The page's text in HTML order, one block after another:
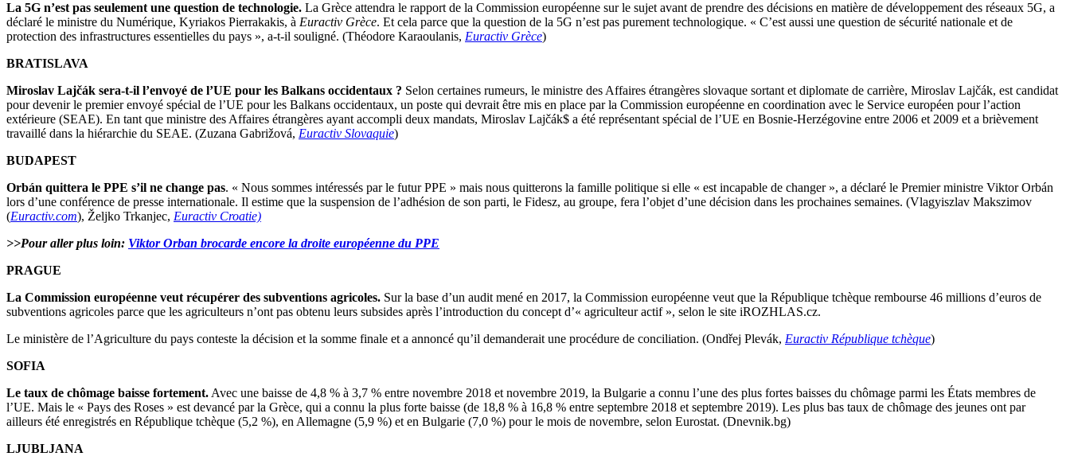
La 5G n’est pas seulement une question de technologie. La Grèce attendra le rapport de la Commission européenne sur le sujet avant de prendre des décisions en matière de développement des réseaux 5G, a
déclaré le ministre du Numérique, Kyriakos Pierrakakis, à Euractiv Grèce. Et cela parce que la question de la 5G n’est pas purement technologique. « C’est aussi une question de sécurité nationale et de
protection des infrastructures essentielles du pays », a-t-il souligné. (Théodore Karaoulanis, Euractiv Grèce)
BRATISLAVA
Miroslav Lajčák sera-t-il l’envoyé de l’UE pour les Balkans occidentaux ? Selon certaines rumeurs, le ministre des Affaires étrangères slovaque sortant et diplomate de carrière, Miroslav Lajčák, est candidat
pour devenir le premier envoyé spécial de l’UE pour les Balkans occidentaux, un poste qui devrait être mis en place par la Commission européenne en coordination avec le Service européen pour l’action
extérieure (SEAE). En tant que ministre des Affaires étrangères ayant accompli deux mandats, Miroslav Lajčák$ a été représentant spécial de l’UE en Bosnie-Herzégovine entre 2006 et 2009 et a brièvement
travaillé dans la hiérarchie du SEAE. (Zuzana Gabrižová, Euractiv Slovaquie)
BUDAPEST
Orbán quittera le PPE s’il ne change pas. « Nous sommes intéressés par le futur PPE » mais nous quitterons la famille politique si elle « est incapable de changer », a déclaré le Premier ministre Viktor Orbán
lors d’une conférence de presse internationale. Il estime que la suspension de l’adhésion de son parti, le Fidesz, au groupe, fera l’objet d’une décision dans les prochaines semaines. (Vlagyiszlav Makszimov
(Euractiv.com), Željko Trkanjec, Euractiv Croatie)
>>Pour aller plus loin: Viktor Orban brocarde encore la droite européenne du PPE
PRAGUE
La Commission européenne veut récupérer des subventions agricoles. Sur la base d’un audit mené en 2017, la Commission européenne veut que la République tchèque rembourse 46 millions d’euros de
subventions agricoles parce que les agriculteurs n’ont pas obtenu leurs subsides après l’introduction du concept d’« agriculteur actif », selon le site iROZHLAS.cz.
Le ministère de l’Agriculture du pays conteste la décision et la somme finale et a annoncé qu’il demanderait une procédure de conciliation. (Ondřej Plevák, Euractiv République tchèque)
SOFIA
Le taux de chômage baisse fortement. Avec une baisse de 4,8 % à 3,7 % entre novembre 2018 et novembre 2019, la Bulgarie a connu l’une des plus fortes baisses du chômage parmi les États membres de
l’UE. Mais le « Pays des Roses » est devancé par la Grèce, qui a connu la plus forte baisse (de 18,8 % à 16,8 % entre septembre 2018 et septembre 2019). Les plus bas taux de chômage des jeunes ont par
ailleurs été enregistrés en République tchèque (5,2 %), en Allemagne (5,9 %) et en Bulgarie (7,0 %) pour le mois de novembre, selon Eurostat. (Dnevnik.bg)
LJUBLJANA